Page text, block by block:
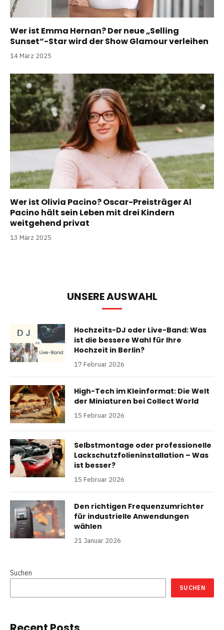
Wer ist Emma Hernan? Der neue „Selling
Sunset“-Star wird der Show Glamour verleihen
14 März 2025
Wer ist Olivia Pacino? Oscar-Preisträger Al
Pacino hält sein Leben mit drei Kindern
weitgehend privat
13 März 2025
UNSERE AUSWAHL
Hochzeits-DJ oder Live-Band: Was
ist die bessere Wahl für Ihre
Hochzeit in Berlin?
17 Februar 2026
High-Tech im Kleinformat: Die Welt
der Miniaturen bei Collect World
15 Februar 2026
Selbstmontage oder professionelle
Lackschutzfolieninstallation – Was
ist besser?
15 Februar 2026
Den richtigen Frequenzumrichter
für industrielle Anwendungen
wählen
21 Januar 2026
Suchen
SUCHEN